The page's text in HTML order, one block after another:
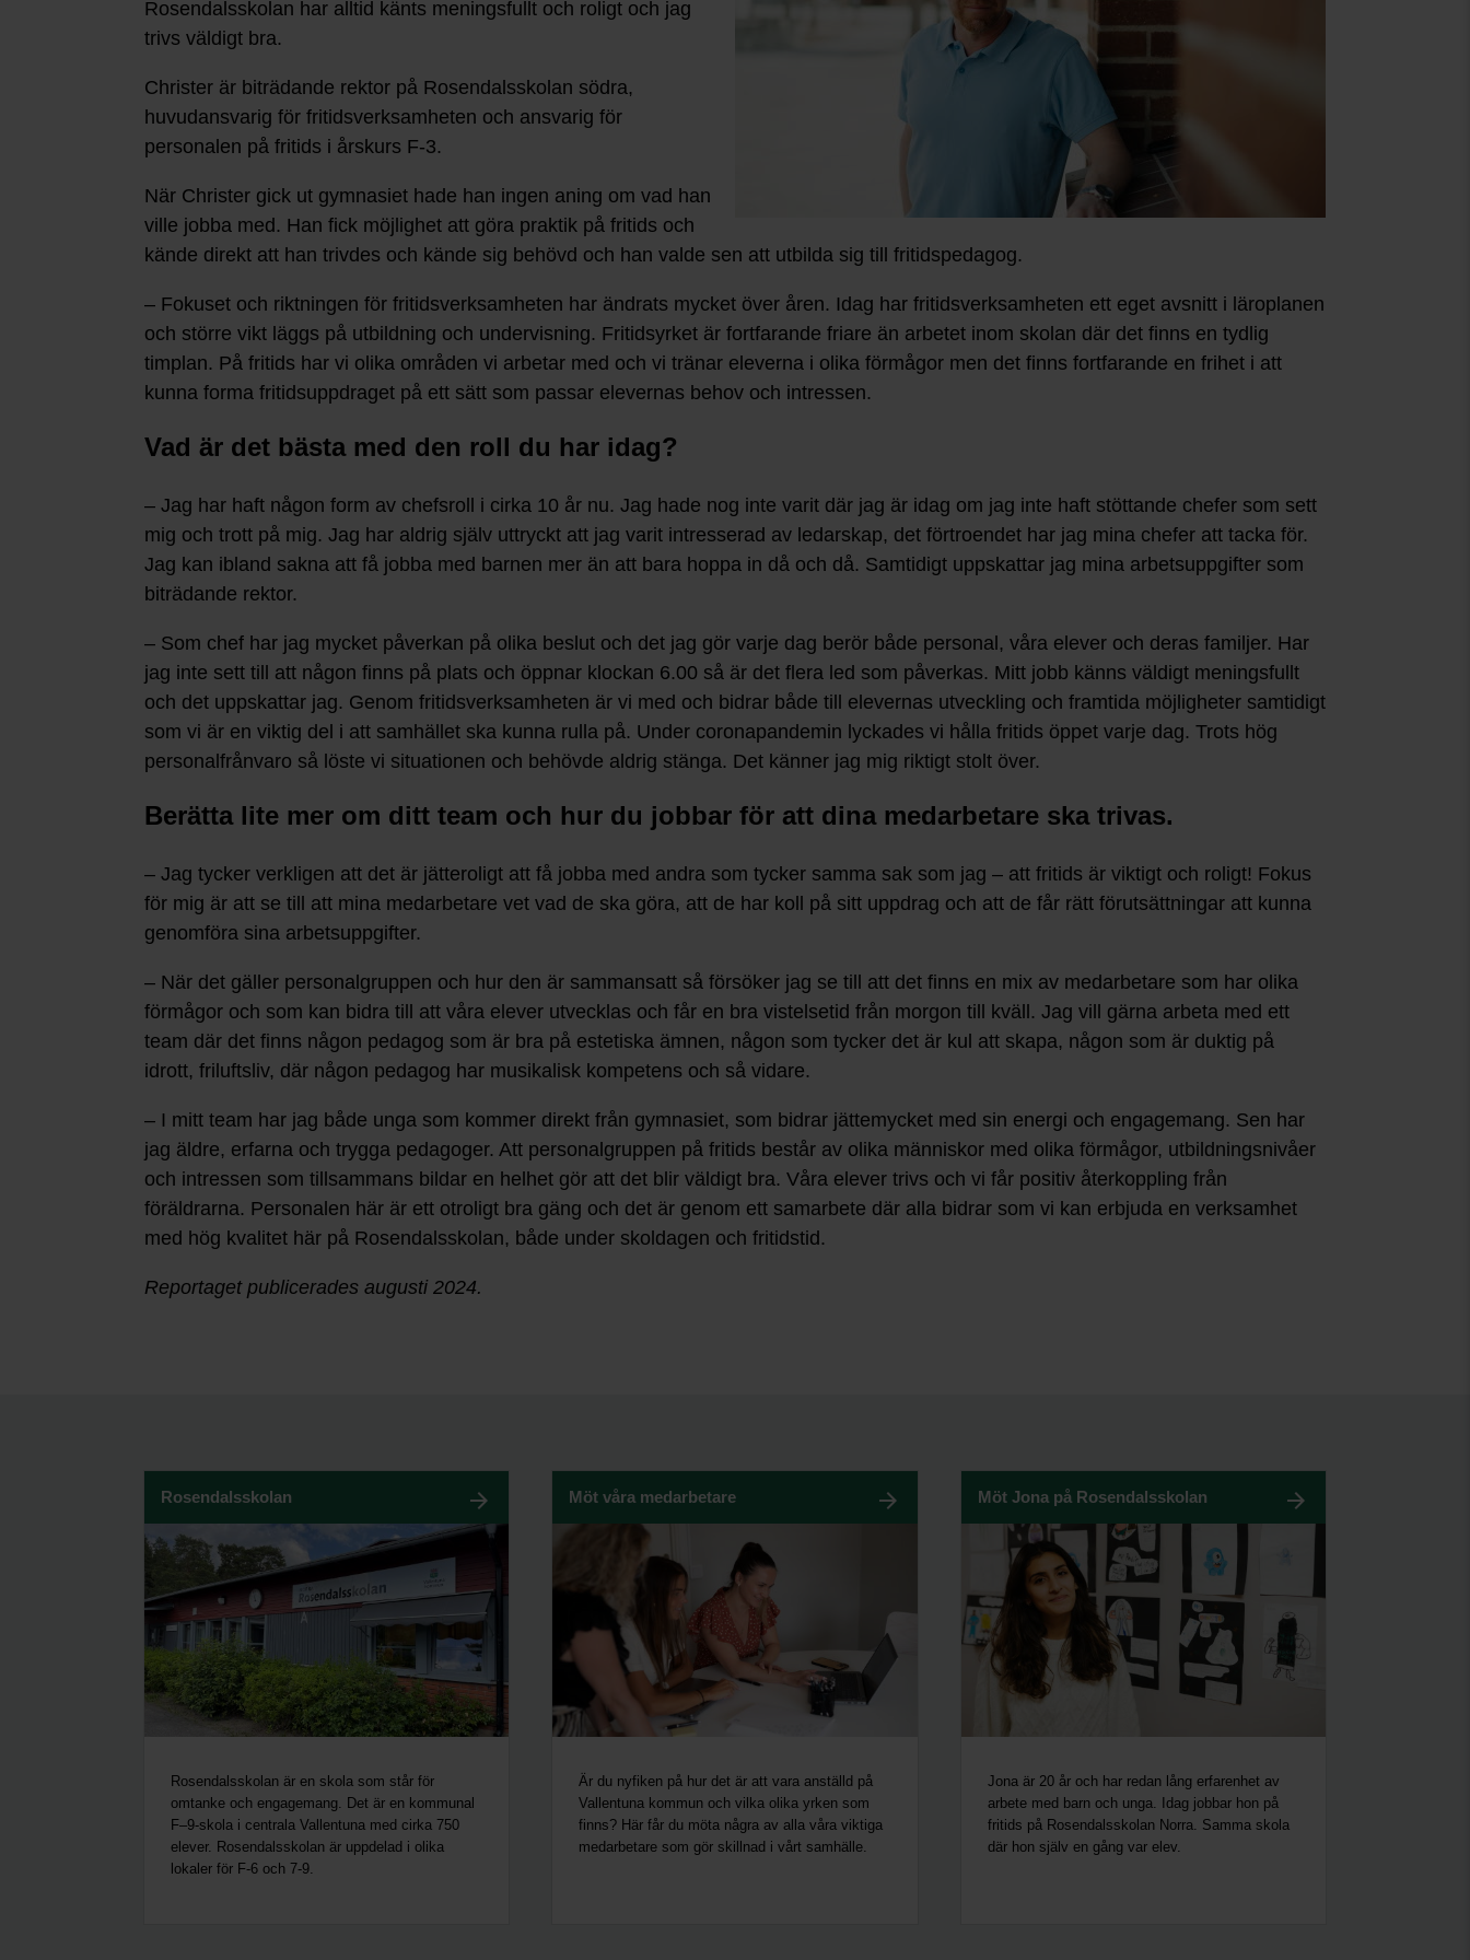
Rosendalsskolan har alltid känts meningsfullt och roligt och jag
trivs väldigt bra.
Christer är biträdande rektor på Rosendalsskolan södra,
huvudansvarig för fritidsverksamheten och ansvarig för
personalen på fritids i årskurs F-3.
När Christer gick ut gymnasiet hade han ingen aning om vad han
ville jobba med. Han fick möjlighet att göra praktik på fritids och
kände direkt att han trivdes och kände sig behövd och han valde sen att utbilda sig till fritidspedagog.
– Fokuset och riktningen för fritidsverksamheten har ändrats mycket över åren. Idag har fritidsverksamheten ett eget avsnitt i läroplanen
och större vikt läggs på utbildning och undervisning. Fritidsyrket är fortfarande friare än arbetet inom skolan där det finns en tydlig
timplan. På fritids har vi olika områden vi arbetar med och vi tränar eleverna i olika förmågor men det finns fortfarande en frihet i att
kunna forma fritidsuppdraget på ett sätt som passar elevernas behov och intressen.
Vad är det bästa med den roll du har idag?
– Jag har haft någon form av chefsroll i cirka 10 år nu. Jag hade nog inte varit där jag är idag om jag inte haft stöttande chefer som sett
mig och trott på mig. Jag har aldrig själv uttryckt att jag varit intresserad av ledarskap, det förtroendet har jag mina chefer att tacka för.
Jag kan ibland sakna att få jobba med barnen mer än att bara hoppa in då och då. Samtidigt uppskattar jag mina arbetsuppgifter som
biträdande rektor.
– Som chef har jag mycket påverkan på olika beslut och det jag gör varje dag berör både personal, våra elever och deras familjer. Har
jag inte sett till att någon finns på plats och öppnar klockan 6.00 så är det flera led som påverkas. Mitt jobb känns väldigt meningsfullt
och det uppskattar jag. Genom fritidsverksamheten är vi med och bidrar både till elevernas utveckling och framtida möjligheter samtidigt
som vi är en viktig del i att samhället ska kunna rulla på. Under coronapandemin lyckades vi hålla fritids öppet varje dag. Trots hög
personalfrånvaro så löste vi situationen och behövde aldrig stänga. Det känner jag mig riktigt stolt över.
Berätta lite mer om ditt team och hur du jobbar för att dina medarbetare ska trivas.
– Jag tycker verkligen att det är jätteroligt att få jobba med andra som tycker samma sak som jag – att fritids är viktigt och roligt! Fokus
för mig är att se till att mina medarbetare vet vad de ska göra, att de har koll på sitt uppdrag och att de får rätt förutsättningar att kunna
genomföra sina arbetsuppgifter.
– När det gäller personalgruppen och hur den är sammansatt så försöker jag se till att det finns en mix av medarbetare som har olika
förmågor och som kan bidra till att våra elever utvecklas och får en bra vistelsetid från morgon till kväll. Jag vill gärna arbeta med ett
team där det finns någon pedagog som är bra på estetiska ämnen, någon som tycker det är kul att skapa, någon som är duktig på
idrott, friluftsliv, där någon pedagog har musikalisk kompetens och så vidare.
– I mitt team har jag både unga som kommer direkt från gymnasiet, som bidrar jättemycket med sin energi och engagemang. Sen har
jag äldre, erfarna och trygga pedagoger. Att personalgruppen på fritids består av olika människor med olika förmågor, utbildningsnivåer
och intressen som tillsammans bildar en helhet gör att det blir väldigt bra. Våra elever trivs och vi får positiv återkoppling från
föräldrarna. Personalen här är ett otroligt bra gäng och det är genom ett samarbete där alla bidrar som vi kan erbjuda en verksamhet
med hög kvalitet här på Rosendalsskolan, både under skoldagen och fritidstid.
Reportaget publicerades augusti 2024.
Rosendalsskolan
Rosendalsskolan är en skola som står för
omtanke och engagemang. Det är en kommunal
F–9-skola i centrala Vallentuna med cirka 750
elever. Rosendalsskolan är uppdelad i olika
lokaler för F-6 och 7-9.
Möt våra medarbetare
Är du nyfiken på hur det är att vara anställd på
Vallentuna kommun och vilka olika yrken som
finns? Här får du möta några av alla våra viktiga
medarbetare som gör skillnad i vårt samhälle.
Möt Jona på Rosendalsskolan
Jona är 20 år och har redan lång erfarenhet av
arbete med barn och unga. Idag jobbar hon på
fritids på Rosendalsskolan Norra. Samma skola
där hon själv en gång var elev.